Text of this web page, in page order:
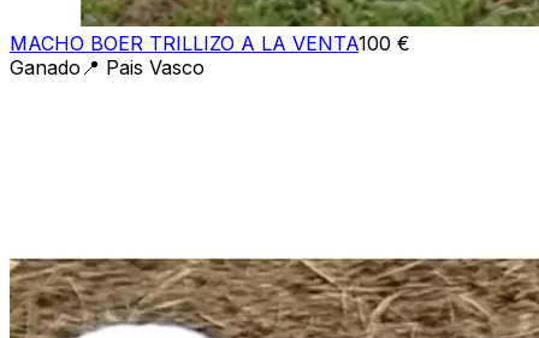
MACHO BOER TRILLIZO A LA VENTA100 €
Ganado 📍 Pais Vasco